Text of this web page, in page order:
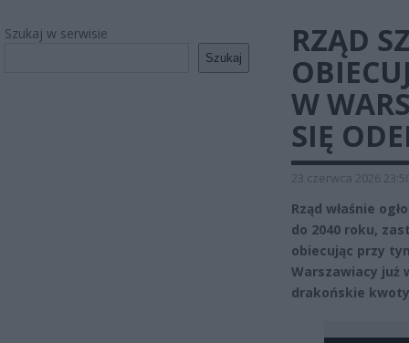
Szukaj w serwisie
Szukaj
RZĄD
W
SIĘ
23 czerwca 2026
Rząd właśnie
do 2040 roku,
obiecując przy
Warszawiacy już
drakońskie